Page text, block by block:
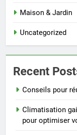
Maison & Jardin
Uncategorized
Recent
Conseils pour
Climatisation
pour optimiser